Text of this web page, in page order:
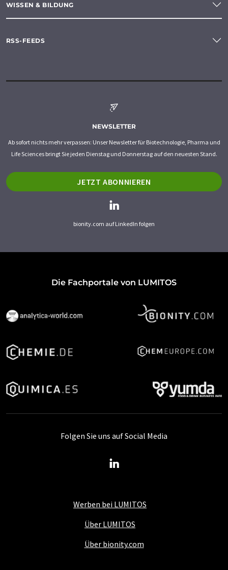
WISSEN & BILDUNG
RSS-FEEDS
NEWSLETTER
Ab sofort nichts mehr verpassen: Unser Newsletter für Biotechnologie, Pharma und
Life Sciences bringt Sie jeden Dienstag und Donnerstag auf den neuesten Stand.
JETZT ABONNIEREN
bionity.com auf LinkedIn folgen
Die Fachportale von LUMITOS
Werben bei LUMITOS
Über LUMITOS
Über bionity.com
Folgen Sie uns auf Social Media